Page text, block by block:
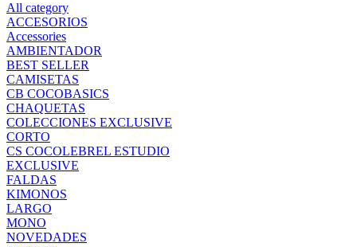
All category
ACCESORIOS
Accessories
AMBIENTADOR
BEST SELLER
CAMISETAS
CB COCOBASICS
CHAQUETAS
COLECCIONES EXCLUSIVE
CORTO
CS COCOLEBREL ESTUDIO
EXCLUSIVE
FALDAS
KIMONOS
LARGO
MONO
NOVEDADES